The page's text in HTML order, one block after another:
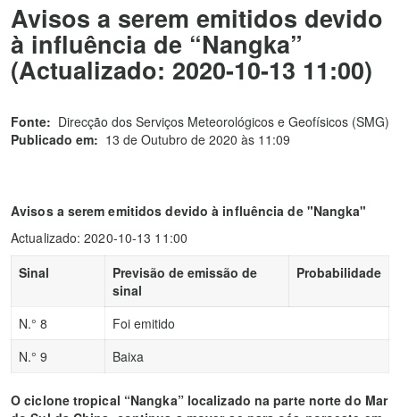
Avisos a serem emitidos devido
à influência de “Nangka”
(Actualizado: 2020-10-13 11:00)
Fonte: Direcção dos Serviços Meteorológicos e Geofísicos (SMG)
Publicado em: 13 de Outubro de 2020 às 11:09
Avisos a serem emitidos devido à influência de "Nangka"
Actualizado: 2020-10-13 11:00
Sinal
Previsão de emissão de
sinal
Probabilidade
N.° 8
Foi emitido
N.° 9
Baixa
O ciclone tropical “Nangka” localizado na parte norte do Mar